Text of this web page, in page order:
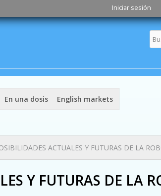
contenido
principal
Iniciar sesión
En una dosis English markets
ACTUALES Y FUTURAS DE LA
Y FUTURAS DE LA